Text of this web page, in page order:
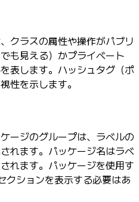
クラスの属性や操作がパブリ
も見える）かプライベート
表します。ハッシュタグ（ポ
性を示します。
ージのグループは、ラベルの
れます。パッケージ名はラベ
れます。パッケージを使用す
クションを表示する必要はあ